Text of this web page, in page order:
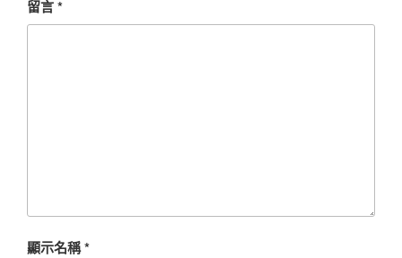
留言*
顯示名稱*